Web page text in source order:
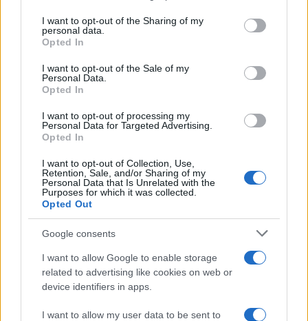
not limited to your visit or usage behaviour. You may click to
grant or deny consent to Google and its third-party tags to
use your data for below specified purposes in below Google
consent section.
I want to opt-out of the Sharing of my
personal data.
Opted In
I want to opt-out of the Sale of my
Personal Data.
Opted In
I want to opt-out of processing my
Personal Data for Targeted Advertising.
Opted In
I want to opt-out of Collection, Use,
Retention, Sale, and/or Sharing of my
Personal Data that Is Unrelated with the
Purposes for which it was collected.
Opted Out
Google consents
I want to allow Google to enable storage
related to advertising like cookies on web or
device identifiers in apps.
I want to allow my user data to be sent to